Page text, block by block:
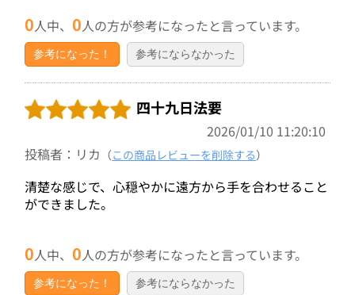
0人中、0人の方が参考になったと言っています。
参考になった！ 参考にならなかった
四十九日法要
2026/01/10 11:20:10
投稿者：リカ （この商品レビューを削除する）
清楚な感じで、心穏やかに遠方から手を合わせること
ができました。
0人中、0人の方が参考になったと言っています。
参考になった！ 参考にならなかった